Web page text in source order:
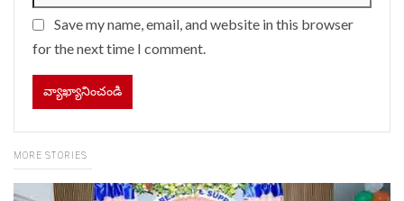
Save my name, email, and website in this browser
for the next time I comment.
MORE STORIES